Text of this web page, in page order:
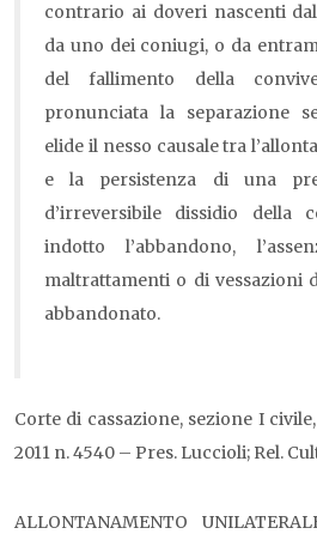
contrario ai doveri nascenti
da uno dei coniugi, o da
del fallimento della
pronunciata la separazione
elide il nesso causale tra
e la persistenza di una
d’irreversibile dissidio della
indotto l’abbandono,
maltrattamenti o di vessazioni
abbandonato.
Corte di cassazione, sezione I
2011 n. 4540 – Pres. Luccioli; Rel.
ALLONTANAMENTO